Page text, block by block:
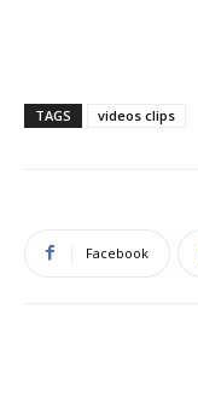
TAGS videos clips
Facebook